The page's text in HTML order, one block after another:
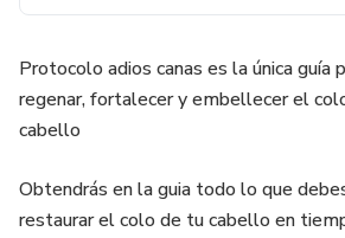
Protocolo adios canas es la única guía
regenar, fortalecer y embellecer el
cabello
Obtendrás en la guia todo lo que
restaurar el colo de tu cabello en